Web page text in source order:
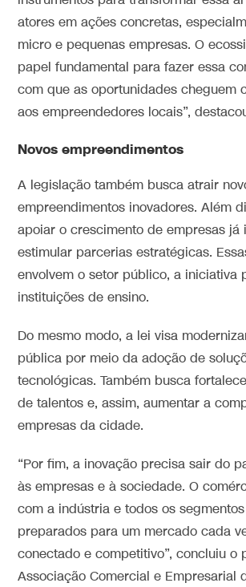
atores em ações concretas,
micro e pequenas empresas. O
papel fundamental para fazer essa
com que as oportunidades cheguem
aos empreendedores locais”,
Novos empreendimentos
A legislação também busca atrair
empreendimentos inovadores. Além
apoiar o crescimento de empresas já
estimular parcerias estratégicas.
envolvem o setor público, a iniciativa
instituições de ensino.
Do mesmo modo, a lei visa
pública por meio da adoção de
tecnológicas. Também busca
de talentos e, assim, aumentar a
empresas da cidade.
“Por fim, a inovação precisa sair do
às empresas e à sociedade. O
com a indústria e todos os
preparados para um mercado cada
conectado e competitivo”, concluiu o
Associação Comercial e Empresarial